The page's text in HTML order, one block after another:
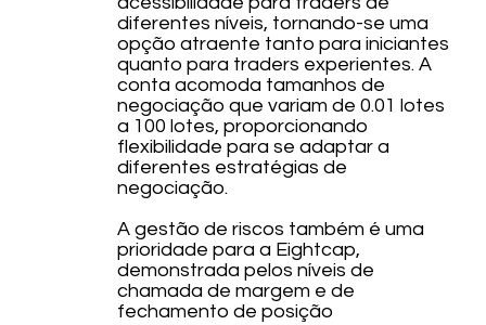
diferentes níveis, tornando-se uma
opção atraente tanto para iniciantes
quanto para traders experientes. A
conta acomoda tamanhos de
negociação que variam de 0.01 lotes
a 100 lotes, proporcionando
flexibilidade para se adaptar a
diferentes estratégias de
negociação.
A gestão de riscos também é uma
prioridade para a Eightcap,
demonstrada pelos níveis de
chamada de margem e de
fechamento de posição